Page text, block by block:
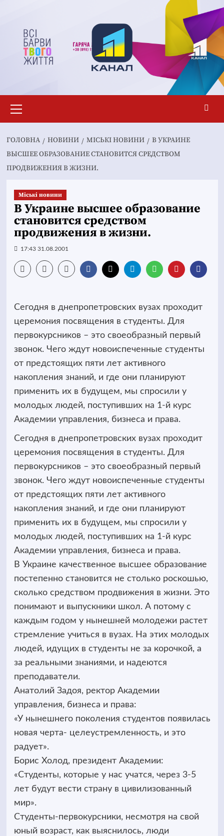
вмісту
меню
ГОЛОВНА НОВИНИ MІСЬКІ НОВИНИ
В УКРАИНЕ
ВЫСШЕЕ ОБРАЗОВАНИЕ СТАНОВИТСЯ СРЕДСТВОМ
ПРОДВИЖЕНИЯ В ЖИЗНИ.
Mіські новини
В Украине высшее образование
становится средством
продвижения в жизни.
17:43 31.08.2001
Сегодня в днепропетровских вузах проходит
церемония посвящения в студенты. Для
первокурсников – это своеобразный первый
звонок. Чего ждут новоиспеченные студенты
от предстоящих пяти лет активного
накопления знаний, и где они планируют
применить их в будущем, мы спросили у
молодых людей, поступивших на 1-й курс
Академии управления, бизнеса и права.
Сегодня в днепропетровских вузах проходит
церемония посвящения в студенты. Для
первокурсников – это своеобразный первый
звонок. Чего ждут новоиспеченные студенты
от предстоящих пяти лет активного
накопления знаний, и где они планируют
применить их в будущем, мы спросили у
молодых людей, поступивших на 1-й курс
Академии управления, бизнеса и права.
В Украине качественное высшее образование
постепенно становится не столько роскошью,
сколько средством продвижения в жизни. Это
понимают и выпускники школ. А потому с
каждым годом у нынешней молодежи растет
стремление учиться в вузах. На этих молодых
людей, идущих в студенты не за корочкой, а
за реальными знаниями, и надеются
преподаватели.
Анатолий Задоя, ректор Академии
управления, бизнеса и права:
«У нынешнего поколения студентов появилась
новая черта- целеустремленность, и это
радует».
Борис Холод, президент Академии:
«Студенты, которые у нас учатся, через 3-5
лет будут вести страну в цивилизованный
мир».
Студенты-первокурсники, несмотря на свой
юный возраст, как выяснилось, люди